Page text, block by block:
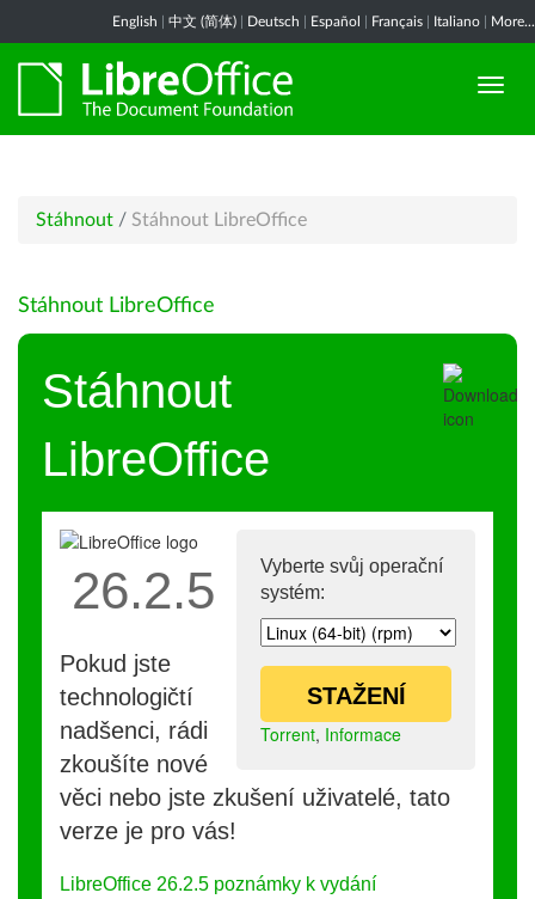
English 中文 (简体) Deutsch Español Français Italiano More...
Stáhnout / Stáhnout LibreOffice
Stáhnout LibreOffice
Stáhnout
LibreOffice
Vyberte svůj operační
systém:
STAŽENÍ
Torrent, Informace
26.2.5
Pokud jste
technologičtí
nadšenci, rádi
zkoušíte nové
věci nebo jste zkušení uživatelé, tato
verze je pro vás!
LibreOffice 26.2.5 poznámky k vydání